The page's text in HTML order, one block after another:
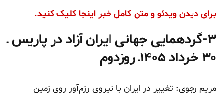
برای دیدن ویدئو و متن کامل خبر اینجا کلیک کنید.
۳-گردهمایی جهانی ایران آزاد در پاریس ـ
۳۰ خرداد ۱۴۰۵ـ روزدوم
مریم رجوی: تغییر در ایران با نیروی رزم‌آور روی زمین